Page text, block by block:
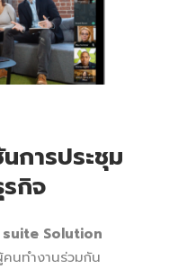
การประชุม
กิจ
suite Solution
คนทำงานร่วมกัน